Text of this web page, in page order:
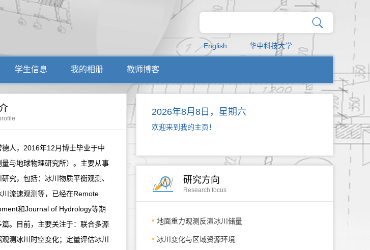
English 华中科技大学
学生信息 我的相册 教师博客
人，2016年12月博士毕业于中
量与地球物理研究所）。主要从事
究，包括：冰川物质平衡观测、
流速观测等，已经在Remote
和Journal of Hydrology等期
。目前，主要关注于：联合多源
测冰川时空变化；定量评估冰川
2026年8月8日，星期六
欢迎来到我的主页！
研究方向
Research focus
地面重力观测反演冰川储量
冰川变化与区域资源环境